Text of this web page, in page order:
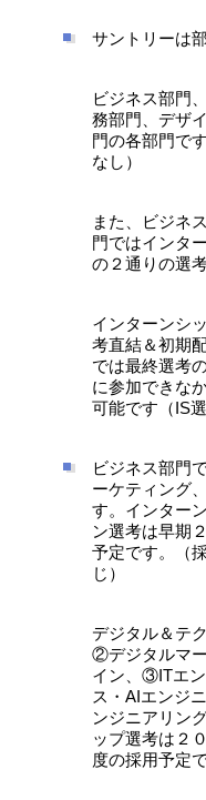
サントリーは
ビジネス部門
務部門、デザ
門の各部門で
なし）
また、ビジネ
門ではインタ
の２通りの選
インターンシ
考直結＆初期
では最終選考
に参加できな
可能です（IS
ビジネス部門
ーケティング
す。インター
ン選考は早期
予定です。（
じ）
デジタル＆テ
②デジタルマ
イン、③ITエ
ス・AIエンジ
ンジニアリン
ップ選考は２
度の採用予定で